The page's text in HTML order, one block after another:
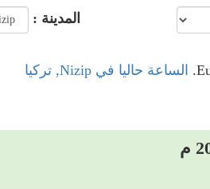
المدينة :
الساعة حاليا في Nizip, تركيا